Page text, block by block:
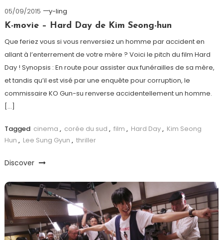
05/09/2015
y-ling
K-movie – Hard Day de Kim Seong-hun
Que feriez vous si vous renversiez un homme par accident en
allant à l’enterrement de votre mère ? Voici le pitch du film Hard
Day ! Synopsis : En route pour assister aux funérailles de sa mère,
et tandis qu’il est visé par une enquête pour corruption, le
commissaire KO Gun-su renverse accidentellement un homme.
[…]
Tagged cinema , corée du sud , film , Hard Day, Kim Seong
Hun , Lee Sung Gyun , thriller
Discover